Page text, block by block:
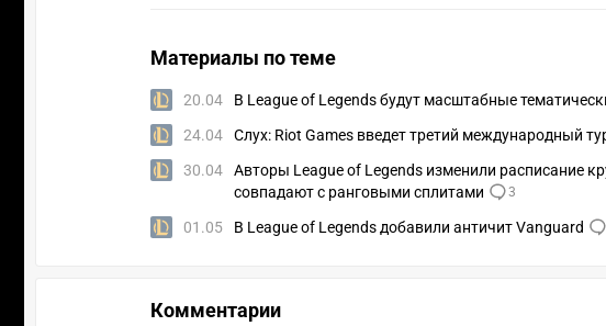
Материалы по теме
20.04 В League of Legends будут масштабные
24.04 Слух: Riot Games введет третий международный
30.04
Авторы League of Legends изменили расписание
совпадают с ранговыми сплитами
3
01.05 В League of Legends добавили античит Vanguard
Комментарии